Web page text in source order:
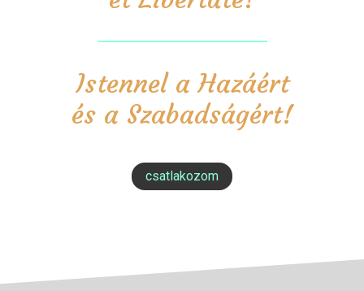
Istennel a Hazáért
és a Szabadságért!
csatlakozom